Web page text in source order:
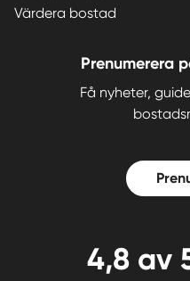
Värdera bostad
Prenumerera
Få nyheter,
4,8 av